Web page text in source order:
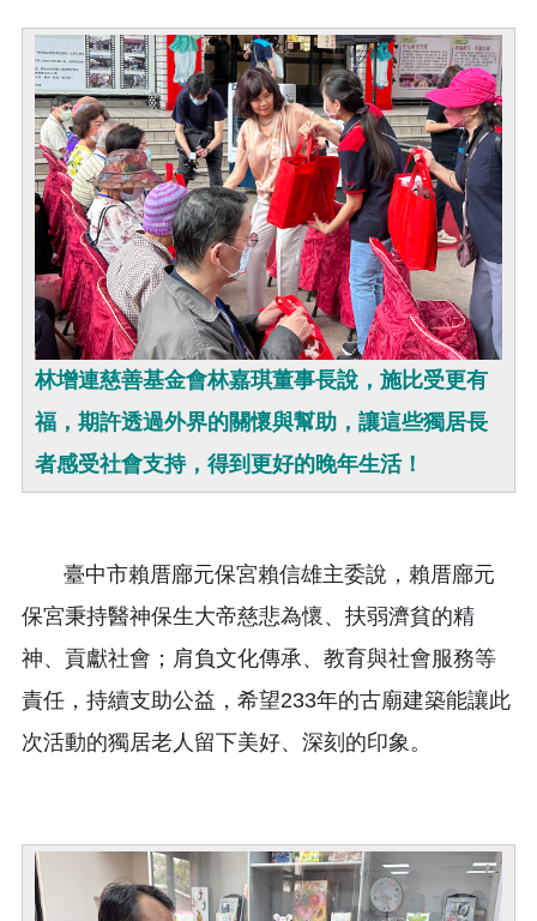
林增連慈善基金會林嘉琪董事長說，施比受更有
福，期許透過外界的關懷與幫助，讓這些獨居長
者感受社會支持，得到更好的晚年生活！
臺中市賴厝廍元保宮賴信雄主委說，賴厝廍元
保宮秉持醫神保生大帝慈悲為懷、扶弱濟貧的精
神、貢獻社會；肩負文化傳承、教育與社會服務等
責任，持續支助公益，希望233年的古廟建築能讓此
次活動的獨居老人留下美好、深刻的印象。